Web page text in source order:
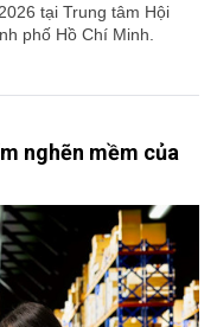
tại Trung tâm Hội
phố Hồ Chí Minh.
nghẽn mềm của